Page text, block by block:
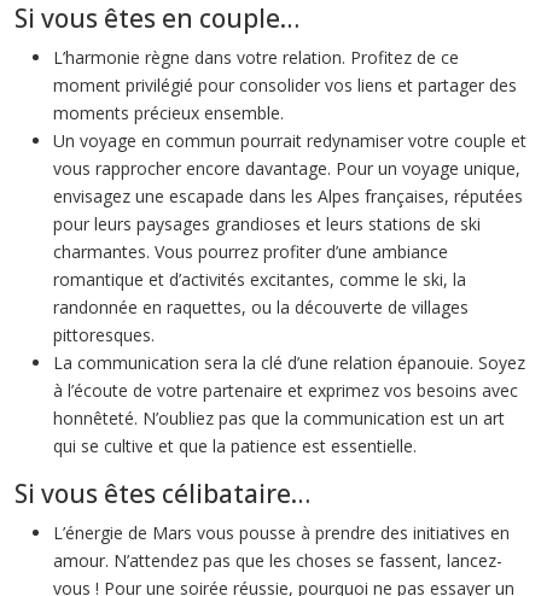
Si vous êtes en couple…
L’harmonie règne dans votre relation. Profitez de ce
moment privilégié pour consolider vos liens et partager des
moments précieux ensemble.
Un voyage en commun pourrait redynamiser votre couple et
vous rapprocher encore davantage. Pour un voyage unique,
envisagez une escapade dans les Alpes françaises, réputées
pour leurs paysages grandioses et leurs stations de ski
charmantes. Vous pourrez profiter d’une ambiance
romantique et d’activités excitantes, comme le ski, la
randonnée en raquettes, ou la découverte de villages
pittoresques.
La communication sera la clé d’une relation épanouie. Soyez
à l’écoute de votre partenaire et exprimez vos besoins avec
honnêteté. N’oubliez pas que la communication est un art
qui se cultive et que la patience est essentielle.
Si vous êtes célibataire…
L’énergie de Mars vous pousse à prendre des initiatives en
amour. N’attendez pas que les choses se fassent, lancez-
vous ! Pour une soirée réussie, pourquoi ne pas essayer un